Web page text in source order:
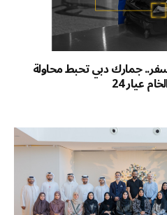
جمارك دبي تحبط محاولة